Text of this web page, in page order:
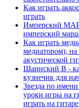
Как играть
играть
Имперский
имперский марш
Как играть
медиатором), на
акустической
Шаинский В -
кузнечик для
Звезда по
уроки игры на
играть на гитаре